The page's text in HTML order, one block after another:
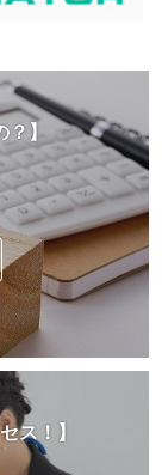
？】
ス！】